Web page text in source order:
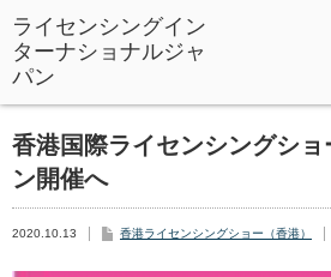
ライセンシングイン
ターナショナルジャ
パン
香港国際ライセンシングショ
ン開催へ
2020.10.13 香港ライセンシングショー（香港）